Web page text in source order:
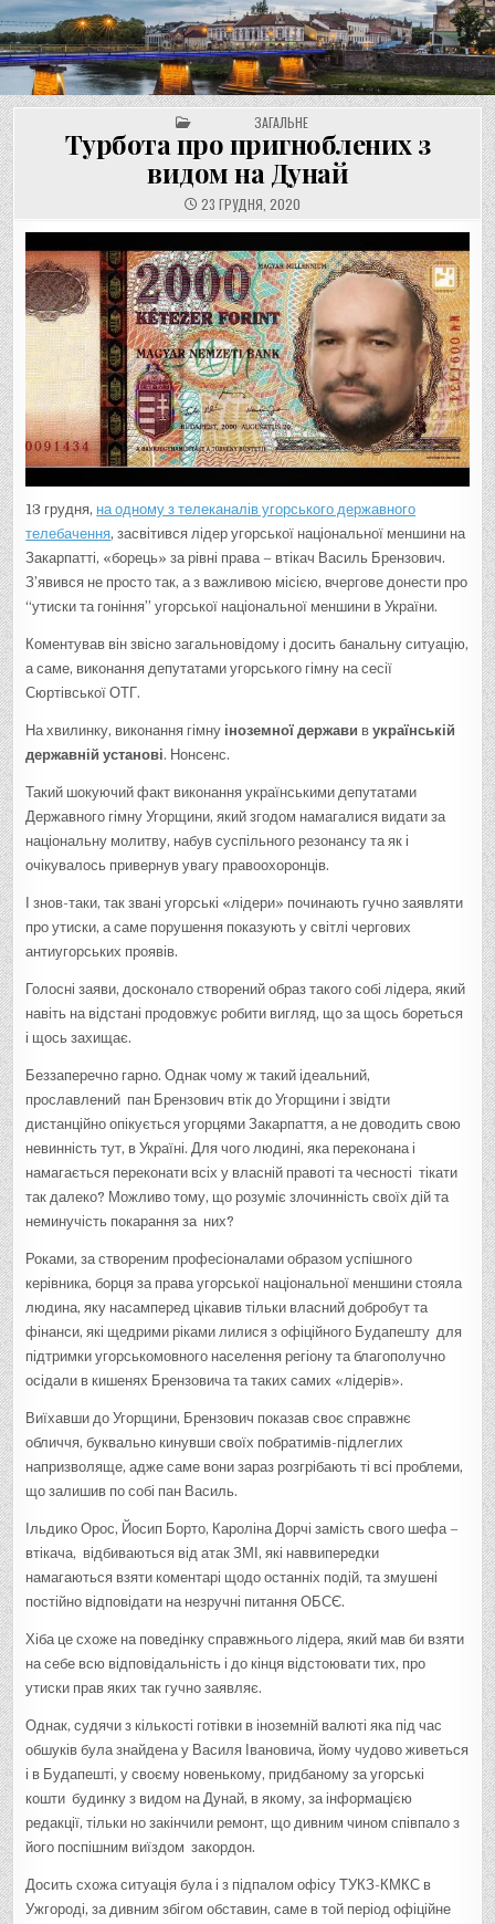
Перейти
до
вмісту
UNGVAR.UZ.UA
POSTED INЗАГАЛЬНЕ
Турбота про пригноблених з
видом на Дунай
23 ГРУДНЯ, 2020
13 грудня, на одному з телеканалів угорського державного
телебачення, засвітився лідер угорської національної меншини на
Закарпатті, «борець» за рівні права – втікач Василь Брензович.
З’явився не просто так, а з важливою місією, вчергове донести про
“утиски та гоніння” угорської національної меншини в України.
Коментував він звісно загальновідому і досить банальну ситуацію,
а саме, виконання депутатами угорського гімну на сесії
Сюртівської ОТГ.
На хвилинку, виконання гімну іноземної держави вукраїнській
державній установі. Нонсенс.
Такий шокуючий факт виконання українськими депутатами
Державного гімну Угорщини, який згодом намагалися видати за
національну молитву, набув суспільного резонансу та як і
очікувалось привернув увагу правоохоронців.
І знов-таки, так звані угорські «лідери» починають гучно заявляти
про утиски, а саме порушення показують у світлі чергових
антиугорських проявів.
Голосні заяви, досконало створений образ такого собі лідера, який
навіть на відстані продовжує робити вигляд, що за щось бореться
і щось захищає.
Беззаперечно гарно. Однак чому ж такий ідеальний,
прославлений пан Брензович втік до Угорщини і звідти
дистанційно опікується угорцями Закарпаття, а не доводить свою
невинність тут, в Україні. Для чого людині, яка переконана і
намагається переконати всіх у власній правоті та чесності тікати
так далеко? Можливо тому, що розуміє злочинність своїх дій та
неминучість покарання за них?
Роками, за створеним професіоналами образом успішного
керівника, борця за права угорської національної меншини стояла
людина, яку насамперед цікавив тільки власний добробут та
фінанси, які щедрими ріками лилися з офіційного Будапешту для
підтримки угорськомовного населення регіону та благополучно
осідали в кишенях Брензовича та таких самих «лідерів».
Виїхавши до Угорщини, Брензович показав своє справжнє
обличчя, буквально кинувши своїх побратимів-підлеглих
напризволяще, адже саме вони зараз розгрібають ті всі проблеми,
що залишив по собі пан Василь.
Ільдико Орос, Йосип Борто, Кароліна Дорчі замість свого шефа –
втікача, відбиваються від атак ЗМІ, які наввипередки
намагаються взяти коментарі щодо останніх подій, та змушені
постійно відповідати на незручні питання ОБСЄ.
Хіба це схоже на поведінку справжнього лідера, який мав би взяти
на себе всю відповідальність і до кінця відстоювати тих, про
утиски прав яких так гучно заявляє.
Однак, судячи з кількості готівки в іноземній валюті яка під час
обшуків була знайдена у Василя Івановича, йому чудово живеться
і в Будапешті, у своєму новенькому, придбаному за угорські
кошти будинку з видом на Дунай, в якому, за інформацією
редакції, тільки но закінчили ремонт, що дивним чином співпало з
його поспішним виїздом закордон.
Досить схожа ситуація була і з підпалом офісу ТУКЗ-КМКС в
Ужгороді, за дивним збігом обставин, саме в той період офіційне